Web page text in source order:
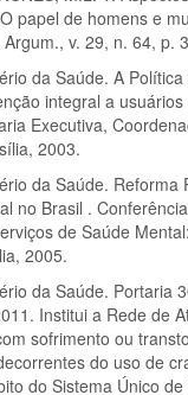
papel de homens e
Argum., v. 29, n. 64, p.
da Saúde. A
integral a
Executiva,
2003.
da Saúde. Reforma
no Brasil .
de Saúde
2005.
da Saúde. Portaria
Institui a Rede de
sofrimento ou
do uso de
do Sistema Único